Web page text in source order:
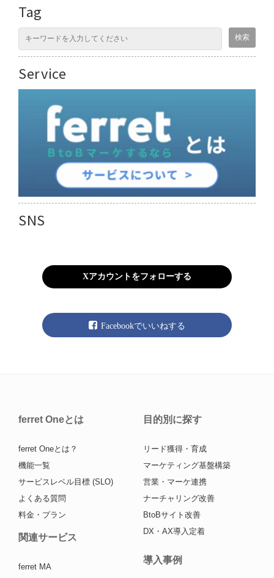
Tag
Service
SNS
Xアカウントをフォローする
Facebookでいいねする
ferret Oneとは
ferret Oneとは？
機能一覧
サービスレベル目標 (SLO)
よくある質問
料金・プラン
関連サービス
ferret MA
目的別に探す
リード獲得・育成
マーケティング基盤構築
営業・マーケ連携
ナーチャリング改善
BtoBサイト改善
DX・AX導入定着
導入事例